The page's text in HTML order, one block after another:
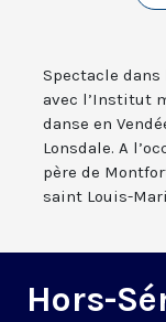
Spectacle
avec l’Institut
danse en
Lonsdale. A
père de
saint Louis-
Hors-